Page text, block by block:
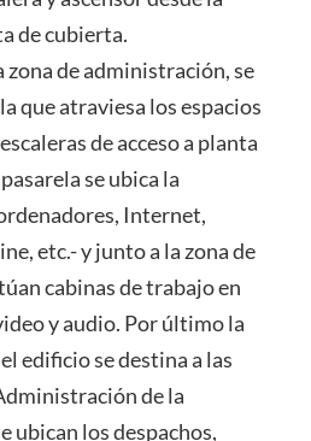
de cubierta.
zona de administración, se
que atraviesa los espacios
de acceso a planta
se ubica la
Internet,
etc.- y junto a la zona de
cabinas de trabajo en
y audio. Por último la
edificio se destina a las
de la
ubican los despachos,